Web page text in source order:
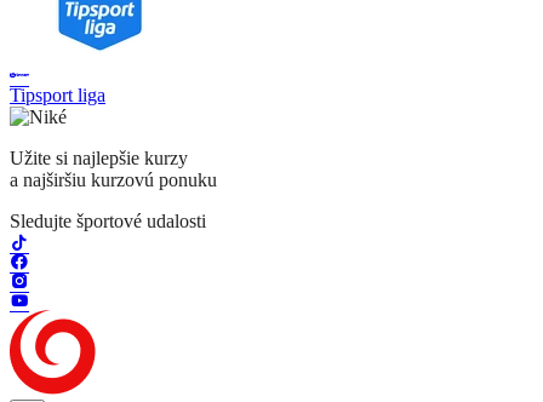
Tipsport liga
Užite si najlepšie kurzy
a najširšiu kurzovú ponuku
Sledujte športové udalosti